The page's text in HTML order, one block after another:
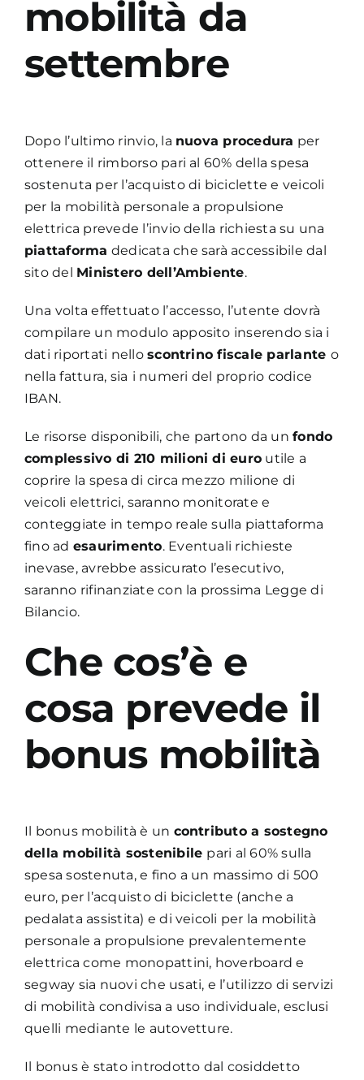
mobilità da
settembre
Dopo l’ultimo rinvio, la nuova procedura per
ottenere il rimborso pari al 60% della spesa
sostenuta per l’acquisto di biciclette e veicoli
per la mobilità personale a propulsione
elettrica prevede l’invio della richiesta su una
piattaforma dedicata che sarà accessibile dal
sito del Ministero dell’Ambiente.
Una volta effettuato l’accesso, l’utente dovrà
compilare un modulo apposito inserendo sia i
dati riportati nelloscontrino fiscale parlante o
nella fattura, sia i numeri del proprio codice
IBAN.
Le risorse disponibili, che partono da unfondo
complessivo di 210 milioni di euro utile a
coprire la spesa di circa mezzo milione di
veicoli elettrici, saranno monitorate e
conteggiate in tempo reale sulla piattaforma
fino ad esaurimento. Eventuali richieste
inevase, avrebbe assicurato l’esecutivo,
saranno rifinanziate con la prossima Legge di
Bilancio.
Che cos’è e
cosa prevede il
bonus mobilità
Il bonus mobilità è un contributo a sostegno
della mobilità sostenibile pari al 60% sulla
spesa sostenuta, e fino a un massimo di 500
euro, per l’acquisto di biciclette (anche a
pedalata assistita) e di veicoli per la mobilità
personale a propulsione prevalentemente
elettrica come monopattini, hoverboard e
segway sia nuovi che usati, e l’utilizzo di servizi
di mobilità condivisa a uso individuale, esclusi
quelli mediante le autovetture.
Il bonus è stato introdotto dal cosiddetto